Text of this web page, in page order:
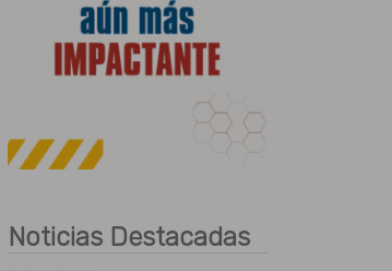
Noticias Destacadas